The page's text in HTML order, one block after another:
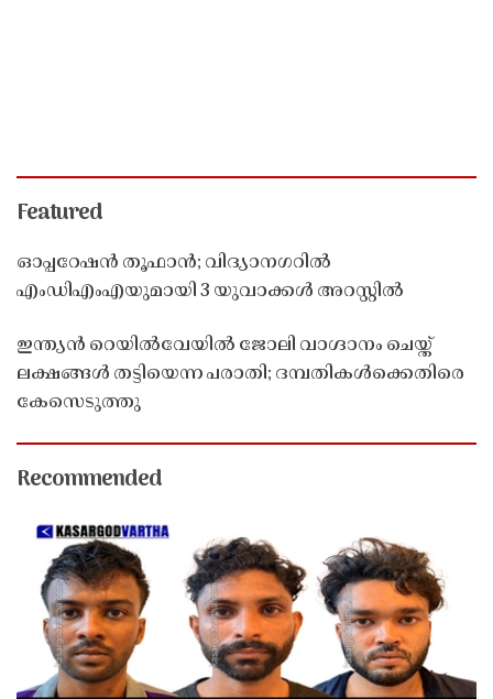
Featured
ഓപ്പറേഷൻ തൂഫാൻ; വിദ്യാനഗറിൽ
എംഡിഎംഎയുമായി 3 യുവാക്കൾ അറസ്റ്റിൽ
ഇന്ത്യൻ റെയിൽവേയിൽ ജോലി വാഗ്ദാനം ചെയ്ത്
ലക്ഷങ്ങൾ തട്ടിയെന്ന പരാതി; ദമ്പതികൾക്കെതിരെ
കേസെടുത്തു
Recommended